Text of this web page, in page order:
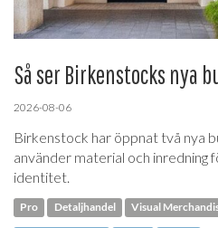
Så ser Birkenstocks nya
2026-08-06
Birkenstock har öppnat två nya
använder material och
identitet.
Pro Detaljhandel Visual